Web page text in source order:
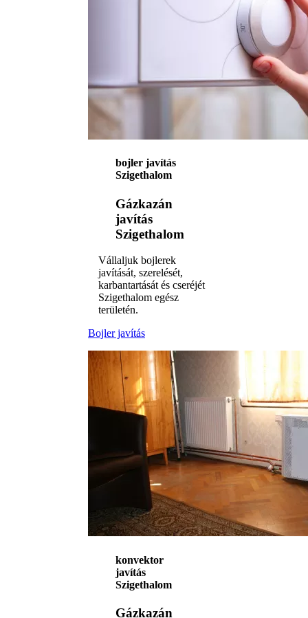
bojler javítás
Szigethalom
Gázkazán
javítás
Szigethalom
Vállaljuk bojlerek
javítását, szerelését,
karbantartását és cseréjét
Szigethalom egész
területén.
Bojler javítás
konvektor
javítás
Szigethalom
Gázkazán